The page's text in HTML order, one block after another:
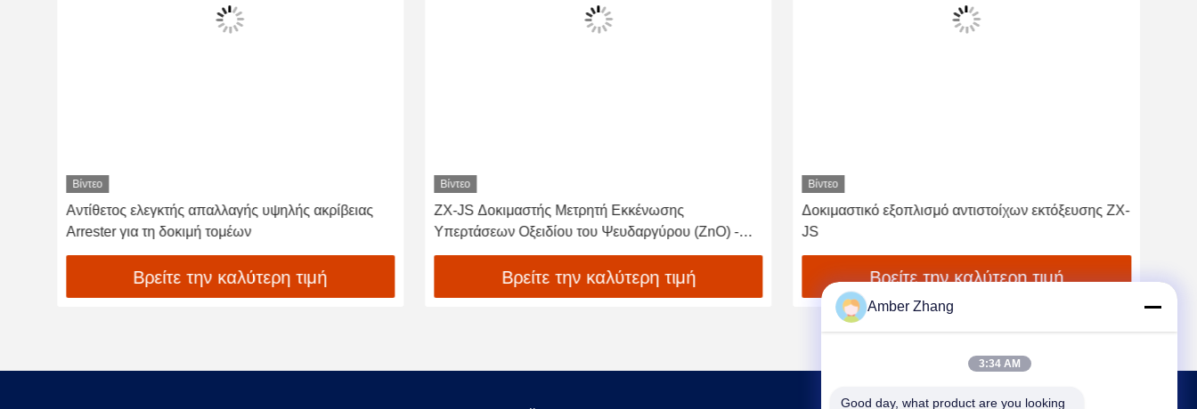
Βίντεο
ZX-JS Δοκιμαστής Μετρητή Εκκένωσης
Υπερτάσεων Οξειδίου του Ψευδαργύρου (ZnO) -
Διάρκεια Ζωής
Βρείτε την καλύτερη τιμή
Βίντεο
Δοκιμαστικό εξοπλισμό αντιστοίχων εκτόξευσης ZX-
JS
Βρείτε την καλύτερη τιμή
Βίντεο
ZX-JS Φορητός Ελεγκτής Καταγραφής Εκκένωσης
Αλεξικέραυνου DC800-1600V
Βρείτε την καλύτερη τιμή
Amber Zhang
3:34 AM
Good day, what product are you looking